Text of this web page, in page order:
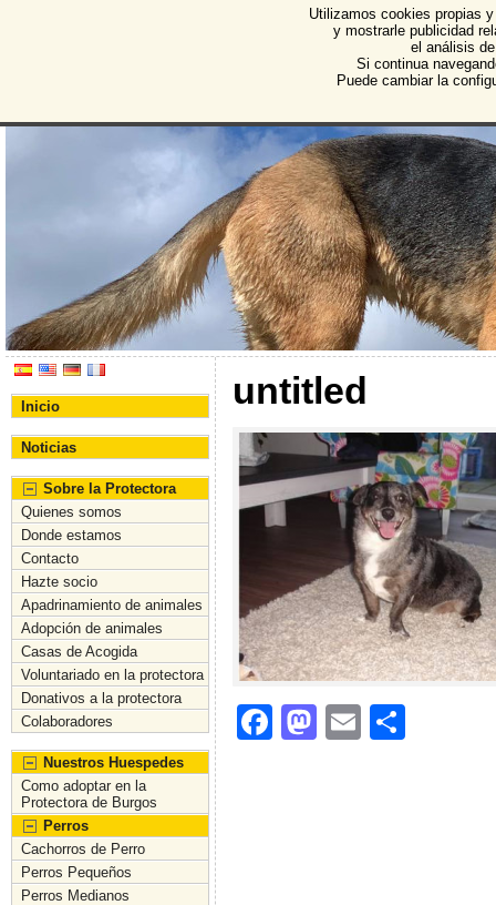
Protectora de Animales
Asociación Protectora de Animales y Plantas de
Inicio
Noticias
Sobre la Protectora
Quienes somos
Donde estamos
Contacto
Hazte socio
Apadrinamiento de animales
Adopción de animales
Casas de Acogida
Voluntariado en la protectora
Donativos a la protectora
Colaboradores
Nuestros Huespedes
Como adoptar en la
Protectora de Burgos
Perros
Cachorros de Perro
Perros Pequeños
Perros Medianos
untitled
F
M
E
Utilizamos cookies propias
y mostrarle publicidad
el análisis
Si continua
Puede cambiar la